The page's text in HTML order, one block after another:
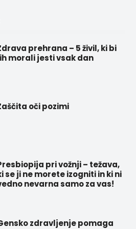
prehrana – 5 živil, ki bi
morali jesti vsak dan
oči pozimi
pri vožnji – težava,
se ji ne morete izogniti in ki ni
nevarna samo za vas!
zdravljenje pomaga